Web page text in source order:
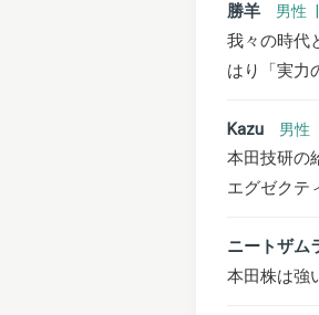
勝羊 男性
我々の時代
はり「実力
Kazu 男性
本田技研の
エグゼクテ
ニートザム
本田株は強